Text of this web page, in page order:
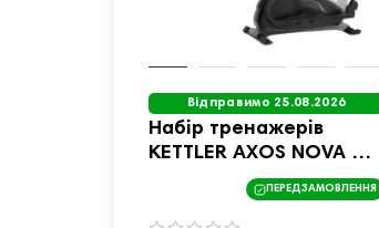
Відправимо 25.08.2026
Набір тренажерів
KETTLER AXOS NOVA M
та KETTLER AXOS AVIOR
ПЕРЕДЗАМОВЛЕННЯ